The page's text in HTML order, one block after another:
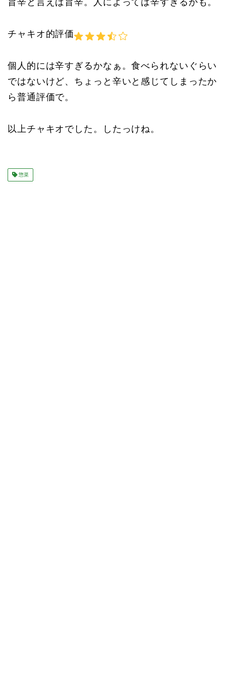
旨辛と言えば旨辛。人によっては辛すぎるかも。
チャキオ的評価
個人的には辛すぎるかなぁ。食べられないぐらい
ではないけど、ちょっと辛いと感じてしまったか
ら普通評価で。
以上チャキオでした。したっけね。
惣菜